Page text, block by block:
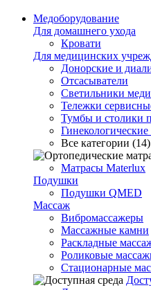
Медоборудование
Для домашнего ухода
Кровати
Для медицинских
Донорские и
Отсасыватели
Светильники
Тележки
Тумбы и столики
Все категории (14)
Матрасы Materlux
Подушки
Подушки QMED
Массаж
Вибромассажеры
Массажные камни
Раскладные
Роликовые
Стационарные